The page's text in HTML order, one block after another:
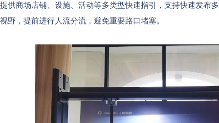
提供商场店铺、设施、活动等多类型快速指引，支持快速发布
视野，提前进行人流分流，避免重要路口堵塞。